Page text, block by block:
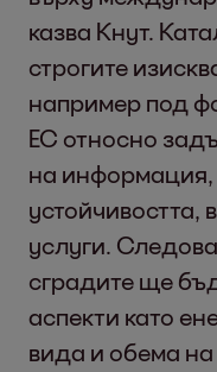
казва Кнут.
строгите
например под
ЕС относно
на информация,
устойчивостта,
услуги.
сградите ще
аспекти като
вида и обема